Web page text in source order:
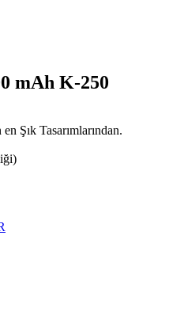
mAh K-250
Şık Tasarımlarından.